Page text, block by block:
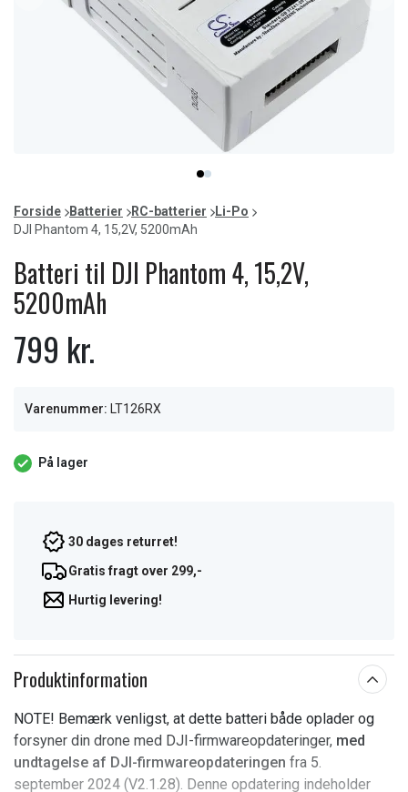
item
0
item
1
of
2
Forside Batterier RC-batterier
Li-Po
DJI Phantom 4, 15,2V, 5200mAh
Batteri til DJI Phantom 4, 15,2V,
5200mAh
799 kr.
Varenummer: LT126RX
På lager
30 dages returret!
Gratis fragt over 299,-
Hurtig levering!
Produktinformation
NOTE! Bemærk venligst, at dette batteri både oplader og
forsyner din drone med DJI-firmwareopdateringer, med
undtagelse af DJI-firmwareopdateringen fra 5.
september 2024 (V2.1.28). Denne opdatering indeholder